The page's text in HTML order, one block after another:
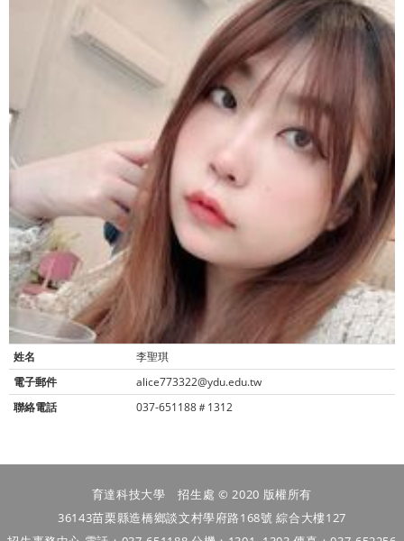
姓名
李聖琪
電子郵件
alice773322@ydu.edu.tw
聯絡電話
037-651188＃1312
育達科技大學 招生處 © 2020 版權所有
36143苗栗縣造橋鄉談文村學府路168號 綜合大樓127